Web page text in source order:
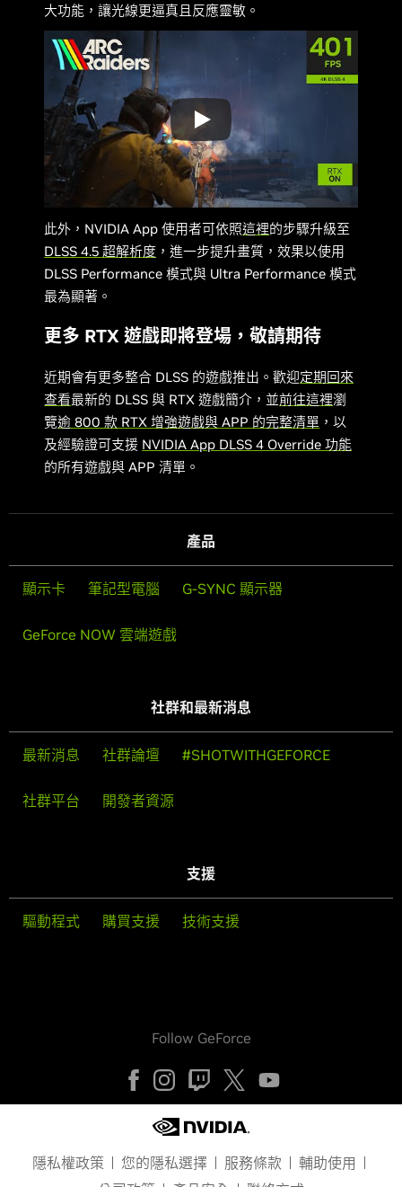
大功能，讓光線更逼真且反應靈敏。
此外，NVIDIA App 使用者可依照這裡的步驟升級至
DLSS 4.5 超解析度 ，進一步提升畫質，效果以使用
DLSS Performance 模式與 Ultra Performance 模式
最為顯著。
更多 RTX 遊戲即將登場，敬請期待
近期會有更多整合 DLSS 的遊戲推出。歡迎定期回來
查看最新的 DLSS 與 RTX 遊戲簡介，並前往這裡瀏
覽逾 800 款 RTX 增強遊戲與 APP 的完整清單 ，以
及經驗證可支援 NVIDIA App DLSS 4 Override 功能
的所有遊戲與 APP 清單。
產品
顯示卡 筆記型電腦 G-SYNC 顯示器
GeForce NOW 雲端遊戲
社群和最新消息
最新消息 社群論壇 #SHOTWITHGEFORCE
社群平台 開發者資源
支援
驅動程式 購買支援 技術支援
Follow GeForce
隱私權政策 您的隱私選擇 服務條款
輔助使用